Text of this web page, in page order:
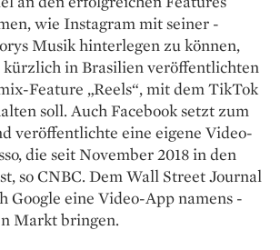
wie Instagram mit seiner
Musik hinterlegen zu können,
kürzlich in Brasilien veröffentlichten
Feature „Reels“, mit dem TikTok
soll. Auch Facebook setzt zum
veröffentlichte eine eigene Video-
die seit November 2018 in den
so CNBC. Dem Wall Street Journal
Google eine Video-App namens
Markt bringen.